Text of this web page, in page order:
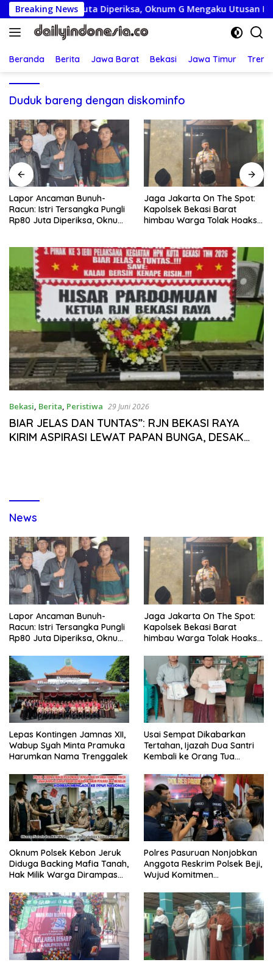
Langsung
ke
konten
Breaking News
Rp80 Juta Diperiksa, Oknum G Mengaku Utusan Kadis
Beranda Berita Jawa Barat Bekasi Jawa Timur
Duduk bareng dengan diskominfo
Jaga Jakarta On The Spot:
Kapolsek Bekasi Barat
himbau Warga Tolak Hoaks
Lepas Kontingen Jamnas XII,
Wabup Syah Minta Pramuka
Harumkan Nama Trenggalek
Bekasi, Berita, Peristiwa 29 Juni 2026
BIAR JELAS DAN TUNTAS”: RJN BEKASI RAYA
KIRIM ASPIRASI LEWAT PAPAN BUNGA, DESAK
News
Lapor Ancaman Bunuh-
Racun: Istri Tersangka Pungli
Rp80 Juta Diperiksa, Oknum
Disdagperin
Jaga Jakarta On The Spot:
Kapolsek Bekasi Barat
himbau Warga Tolak Hoaks
Sholat Jumat
Lepas Kontingen Jamnas XII,
Wabup Syah Minta Pramuka
Harumkan Nama Trenggalek
Usai Sempat Dikabarkan
Tertahan, Ijazah Dua Santri
Kembali ke Orang Tua
Oknum Polsek Kebon Jeruk
Diduga Backing Mafia Tanah,
Hak Milik Warga Dirampas
Polres Pasuruan Nonjobkan
Anggota Reskrim Polsek Beji,
Wujud Komitmen
Dugaan Penganiayaan